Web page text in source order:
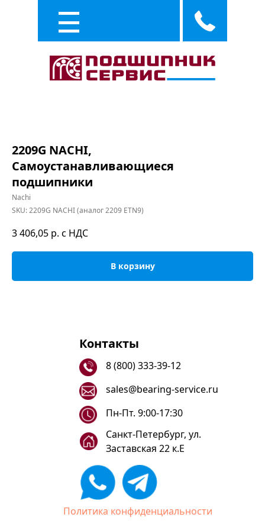
2209G NACHI,
Самоустанавливающиеся
подшипники
Nachi
SKU:2209G NACHI (аналог 2209 ETN9)
3 406,05 р. с НДС
В корзину
Контакты
8 (800) 333-39-12
sales@bearing-service.ru
Санкт-Петербург, ул.
Заставская 22 к.Е
Пн-Пт. 9:00-17:30
Политика конфиденциальности